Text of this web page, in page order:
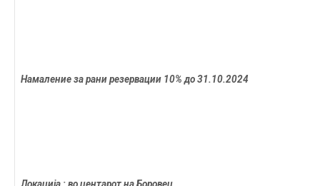
Намаление за рани резервации 10% до 31.10.2024